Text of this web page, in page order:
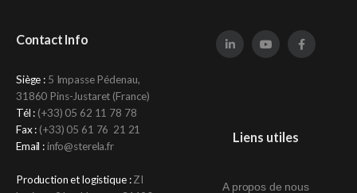
Contact Info
Siège : 5 Impasse Pédenau,
31860 Pins-Justaret (France)
Tél : (+33) 05 62 11 78 78
Fax : (+33) 05 61 76 21 21
Email : info@sterela.fr
Production et logistique :ZI
Liens utiles
A propos de nous